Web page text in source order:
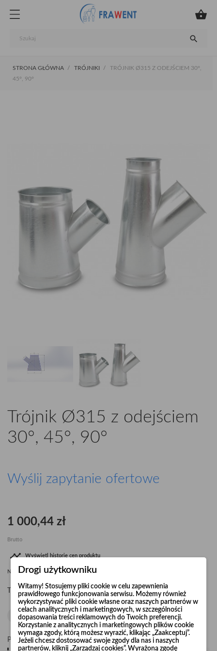


STRONA GŁÓWNA TRÓJNIKI
TRÓJNIK Ø315 Z ODEJŚCIEM 30°,
45°, 90°
Trójnik Ø315 z odejściem
30°, 45°, 90°
Wyślij zapytanie ofertowe
1 000,44 zł
Brutto
 Wyświetl historię cen produktu
Najniższa cena 1 000,44 złod07.08.2026
Trójnik wentylacyjny D=315 z odejściem 30°, 45° lub 90°.
Pośpiesz się! Tylko10sztuk w magazynie
Drogi użytkowniku
Witamy! Stosujemy pliki cookie w celu zapewnienia
prawidłowego funkcjonowania serwisu. Możemy również
wykorzystywać pliki cookie własne oraz naszych partnerów w
celach analitycznych i marketingowych, w szczególności
dopasowania treści reklamowych do Twoich preferencji.
Korzystanie z analitycznych i marketingowych plików cookie
wymaga zgody, którą możesz wyrazić, klikając „Zaakceptuj”.
Jeżeli chcesz dostosować swoje zgody dla nas i naszych
partnerów, kliknij „Zarządzaj cookies”. Wyrażoną zgodę